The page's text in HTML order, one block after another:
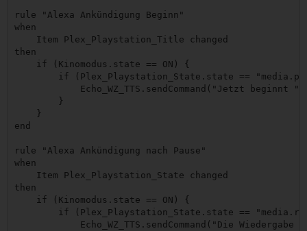
rule "Alexa Ankündigung Beginn"
when
    Item Plex_Playstation_Title changed
then
    if (Kinomodus.state == ON) {
if (Plex_Playstation_State.state ==
Echo_WZ_TTS.sendCommand("Jetzt beginnt "
        }
    }
end
rule "Alexa Ankündigung nach Pause"
when
    Item Plex_Playstation_State changed
then
    if (Kinomodus.state == ON) {
if (Plex_Playstation_State.state ==
Echo_WZ_TTS.sendCommand("Die Wiedergabe